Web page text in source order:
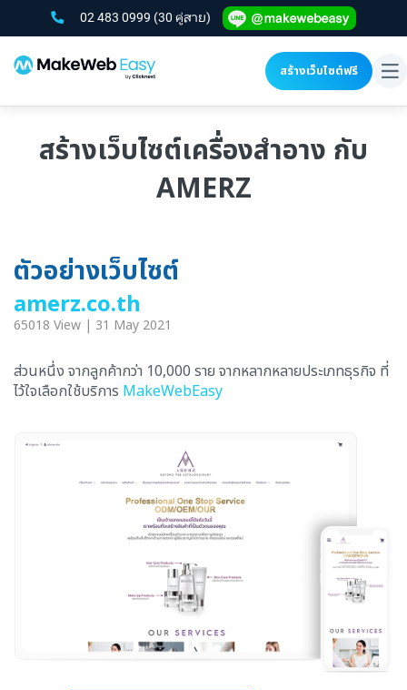
02 483 0999 (30 คู่สาย)
สร้างเว็บไซต์ฟรี
สร้างเว็บไซต์เครื่องสำอาง กับ
AMERZ
ตัวอย่างเว็บไซต์
amerz.co.th
65018 View | 31 May 2021
ส่วนหนึ่ง จากลูกค้ากว่า 10,000 ราย จากหลากหลายประเภทธุรกิจ ที่
ไว้ใจเลือกใช้บริการ MakeWebEasy